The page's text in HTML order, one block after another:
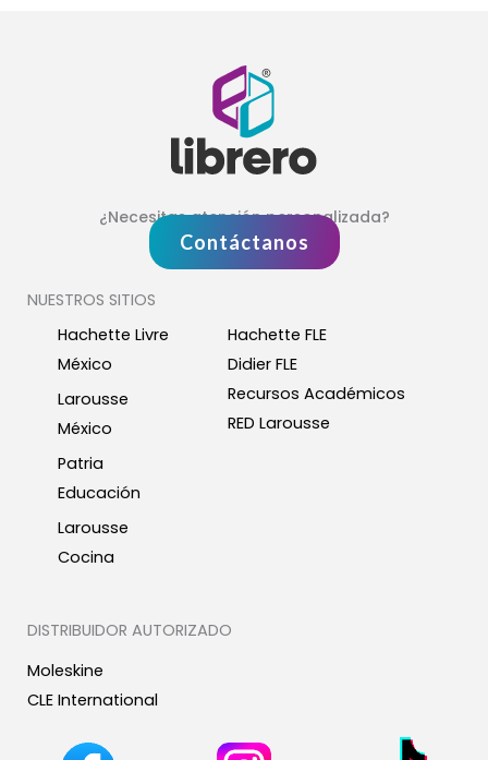
¿Necesitas atención personalizada?
Contáctanos
NUESTROS SITIOS
Hachette Livre
México
Larousse
México
Patria
Educación
Larousse
Cocina
Hachette FLE
Didier FLE
Recursos Académicos
RED Larousse
DISTRIBUIDOR AUTORIZADO
Moleskine
CLE International